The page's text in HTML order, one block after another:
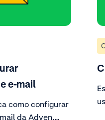
e-mail
como configurar
da Adyen.